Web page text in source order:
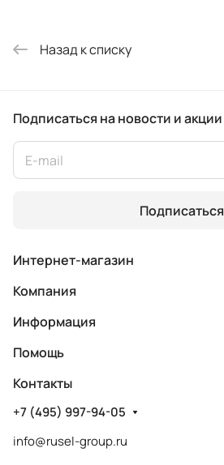
Назад к списку
Подписаться на новости и акции
Подписаться
Интернет-магазин
Компания
Информация
Помощь
Контакты
+7 (495) 997-94-05
info@rusel-group.ru